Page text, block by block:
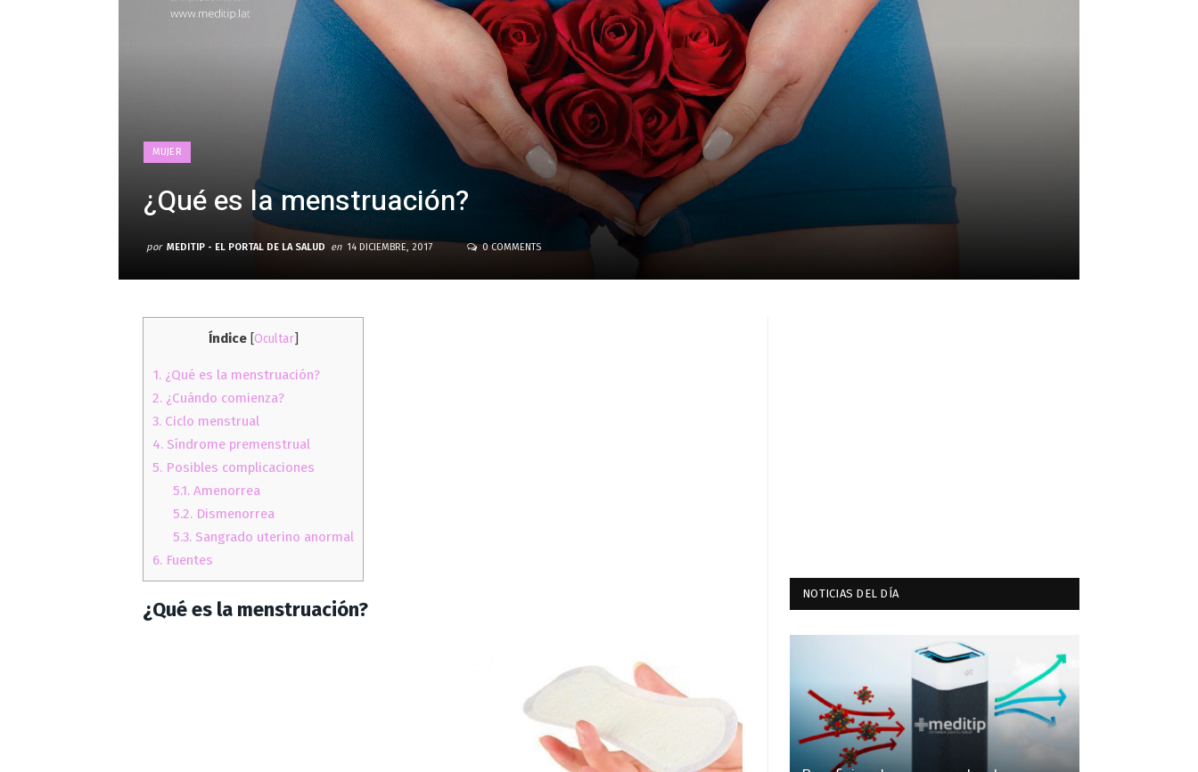
MUJER
¿Qué es la menstruación?
por MEDITIP - EL PORTAL DE LA SALUD en 14 DICIEMBRE, 2017 0 COMMENTS
Índice Ocultar]
1. ¿Qué es la menstruación?
2. ¿Cuándo comienza?
3. Ciclo menstrual
4. Síndrome premenstrual
5. Posibles complicaciones
5.1. Amenorrea
5.2. Dismenorrea
5.3. Sangrado uterino anormal
6. Fuentes
¿Qué es la menstruación?
NOTICIAS DEL DÍA